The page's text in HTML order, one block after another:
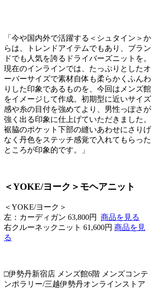
「今や国内外で活躍する＜シュタイン＞か
らは、トレンドアイテムでもあり、ブラン
ドでも人気を誇るドライバーズニットを。
現在のインラインでは、たっぷりとしたオ
ーバーサイズで素材自体も柔らかくふんわ
りした印象であるものを、今回はメンズ館
をイメージして作成。初期型に近いサイズ
感や糸の目付を強めてより、男性っぽさが
強く出る印象に仕上げていただきました。
裾脇のポケット下部の縫いあわせにさりげ
なく丹色をステッチ感覚で入れてもらった
ところが印象的です。」
＜YOKE/ヨーク＞モヘアニット
＜YOKE/ヨーク＞
左：カーディガン 63,800円 商品を見る
右クルーネックニット 61,600円 商品を見
る
□伊勢丹新宿店 メンズ館6階 メンズコンテ
ンポラリー/三越伊勢丹オンラインストア